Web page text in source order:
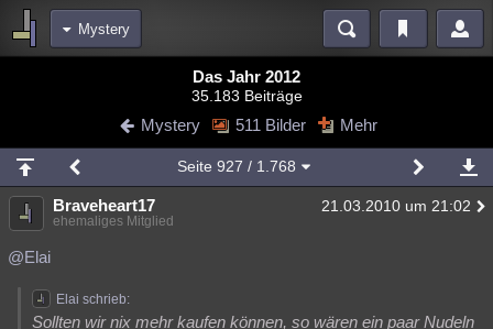
Mystery
Diskussionen Blogs Videos
Chat Wiki Neuigkeiten
meine Rubriken
Menschen Wissenschaft Mystery Kriminalfälle
Spiritualität
Natur Umfragen
Das Jahr 2012
35.183 Beiträge
Mystery 511 Bilder Mehr
Seite 927 / 1.768
Braveheart17 21.03.2010 um 21:02
ehemaliges Mitglied
@Elai
Elai schrieb:
Sollten wir nix mehr kaufen können, so wären ein paar Nudeln